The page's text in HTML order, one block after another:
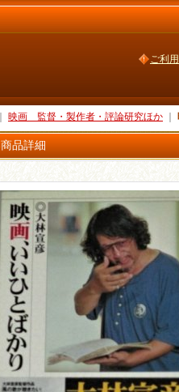
ご利
映画 監督・製作者・評論研究ほか
商品詳細